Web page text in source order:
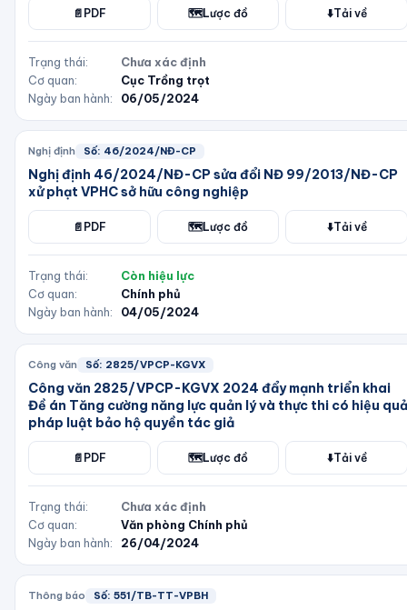
📄 PDF 🗺️Lược đồ ⬇️Tải về
Trạng thái:
Chưa xác định
Cơ quan:
Cục Trồng trọt
Ngày ban hành:
06/05/2024
Nghị định Số: 46/2024/NĐ-CP
Nghị định 46/2024/NĐ-CP sửa đổi NĐ 99/2013/NĐ-CP
xử phạt VPHC sở hữu công nghiệp
📄 PDF 🗺️Lược đồ ⬇️Tải về
Trạng thái:
Còn hiệu lực
Cơ quan:
Chính phủ
Ngày ban hành:
04/05/2024
Công văn Số: 2825/VPCP-KGVX
Công văn 2825/VPCP-KGVX 2024 đẩy mạnh triển khai
Đề án Tăng cường năng lực quản lý và thực thi có hiệu quả
pháp luật bảo hộ quyền tác giả
📄 PDF 🗺️Lược đồ ⬇️Tải về
Trạng thái:
Chưa xác định
Cơ quan:
Văn phòng Chính phủ
Ngày ban hành:
26/04/2024
Thông báo Số: 551/TB-TT-VPBH